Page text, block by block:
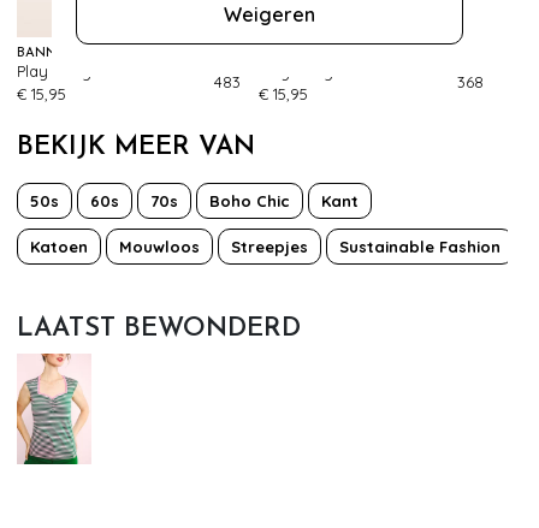
Weigeren
BANNED RETRO
€ 15,95
483
€ 15,95
368
BEKIJK MEER VAN
50s 60s 70s Boho Chic Kant
Katoen Mouwloos Streepjes Sustainable Fashion
LAATST BEWONDERD